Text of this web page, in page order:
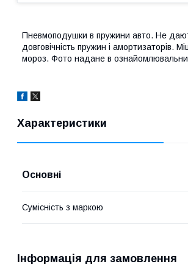
Пневмоподушки в пружини авто. Не
довговічність пружин і амортизаторів.
мороз. Фото надане в
Характеристики
Основні
Сумісність з маркою
Інформація для замовлення